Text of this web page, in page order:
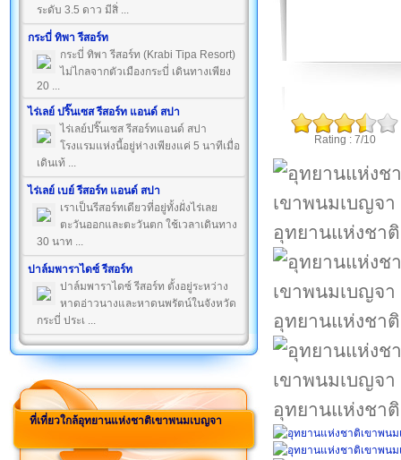
ระดับ 3.5 ดาว มีสิ่ ...
กระบี่ ทิพา รีสอร์ท
กระบี่ ทิพา รีสอร์ท (Krabi Tipa Resort)
ไม่ไกลจากตัวเมืองกระบี่ เดินทางเพียง
20 ...
ไร่เลย์ ปริ๊นเซส รีสอร์ท แอนด์ สปา
ไร่เลย์ปริ๊นเซส รีสอร์ทแอนด์ สปา
โรงแรมแห่งนี้อยู่ห่างเพียงแค่ 5 นาทีเมื่อ
เดินเท้ ...
ไร่เลย์ เบย์ รีสอร์ท แอนด์ สปา
เราเป็นรีสอร์ทเดียวที่อยู่ทั้งฝั่งไร่เลย
ตะวันออกและตะวันตก ใช้เวลาเดินทาง
30 นาท ...
ปาล์มพาราไดซ์ รีสอร์ท
ปาล์มพาราไดซ์ รีสอร์ท ตั้งอยู่ระหว่าง
หาดอ่าวนางและหาดนพรัตน์ในจังหวัด
กระบี่ ประเ ...
ที่เที่ยวใกล้อุทยานแห่งชาติเขาพนมเบญจา
Rating : 7/10
อุทยานแห่งชา
อุทยานแห่งชา
อุทยานแห่งชา